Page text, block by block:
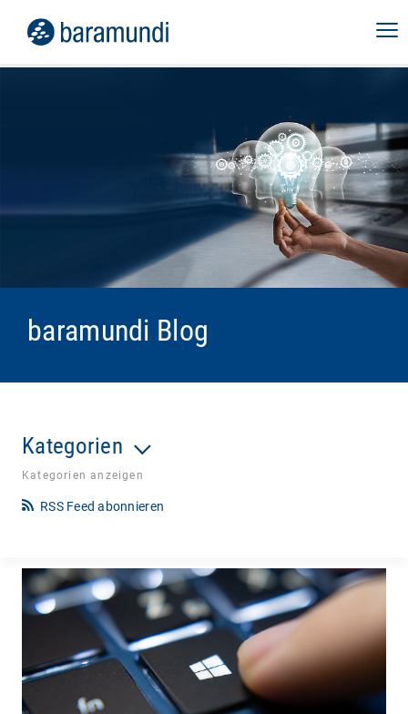
baramundi Blog
Kategorien
Kategorien anzeigen
RSS Feed abonnieren